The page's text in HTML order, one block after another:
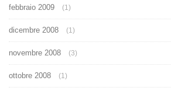
febbraio 2009 (1)
dicembre 2008 (1)
novembre 2008 (3)
ottobre 2008 (1)